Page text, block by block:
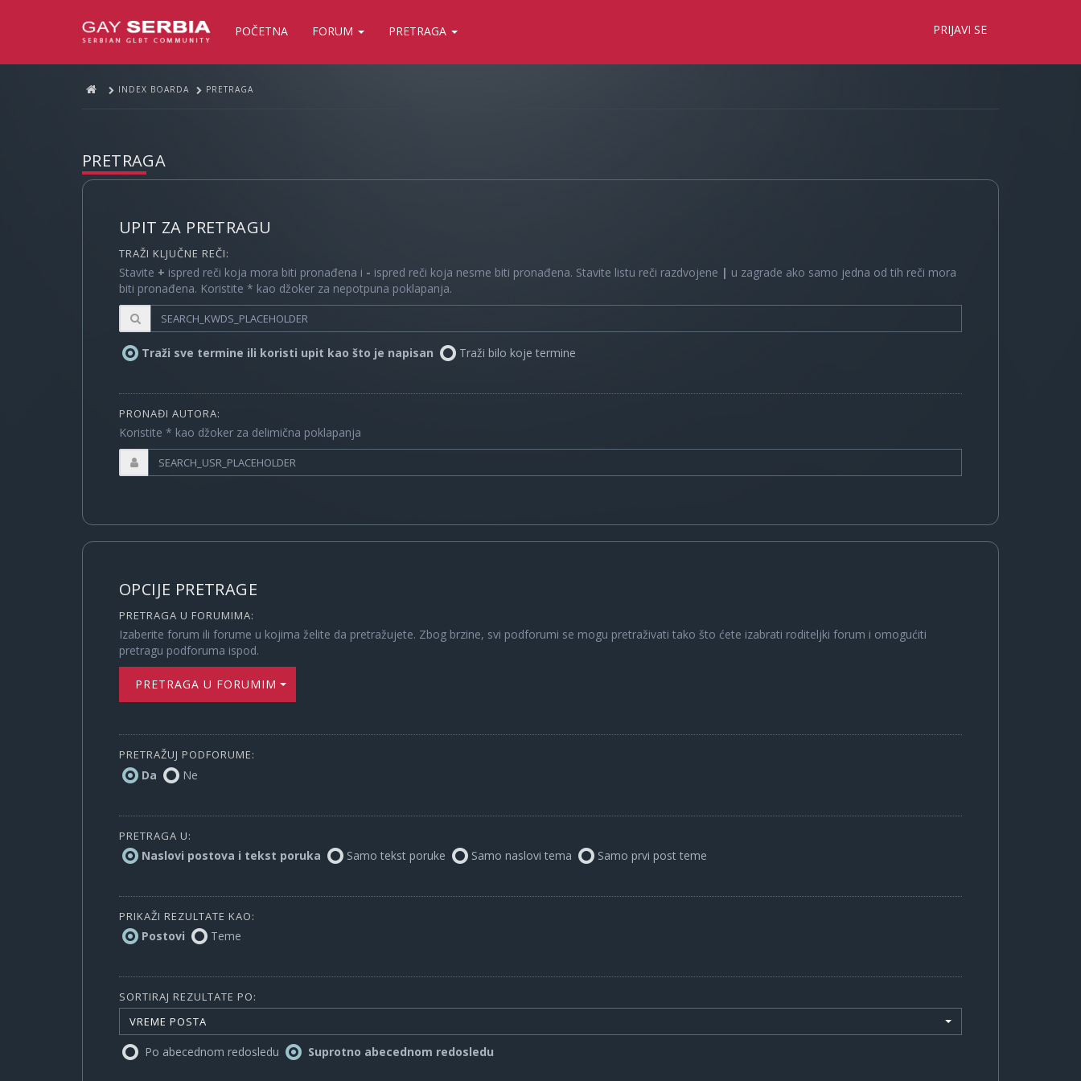
POČETNA FORUM PRETRAGA PRIJAVI SE
INDEX BOARDA PRETRAGA
PRETRAGA
UPIT ZA PRETRAGU
TRAŽI KLJUČNE REČI:
Stavite + ispred reči koja mora biti pronađena i - ispred reči koja nesme biti pronađena. Stavite listu reči razdvojene | u zagrade ako samo jedna od tih reči mora
biti pronađena. Koristite * kao džoker za nepotpuna poklapanja.
Traži sve termine ili koristi upit kao što je napisan Traži bilo koje termine
PRONAĐI AUTORA:
Koristite * kao džoker za delimična poklapanja
OPCIJE PRETRAGE
PRETRAGA U FORUMIMA:
Izaberite forum ili forume u kojima želite da pretražujete. Zbog brzine, svi podforumi se mogu pretraživati tako što ćete izabrati roditeljki forum i omogućiti
pretragu podforuma ispod.
PRETRAGA U FORUMIMA
PRETRAŽUJ PODFORUME:
Da Ne
PRETRAGA U:
Naslovi postova i tekst poruka Samo tekst poruke Samo naslovi tema Samo prvi post teme
PRIKAŽI REZULTATE KAO:
Postovi Teme
SORTIRAJ REZULTATE PO:
VREME POSTA
Po abecednom redosledu Suprotno abecednom redosledu